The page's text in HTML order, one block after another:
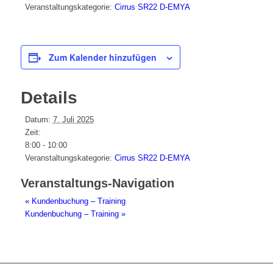
Veranstaltungskategorie: Cirrus SR22 D-EMYA
Zum Kalender hinzufügen
Details
Datum: 7. Juli 2025
Zeit:
8:00 - 10:00
Veranstaltungskategorie: Cirrus SR22 D-EMYA
Veranstaltungs-Navigation
«Kundenbuchung – Training
Kundenbuchung – Training »